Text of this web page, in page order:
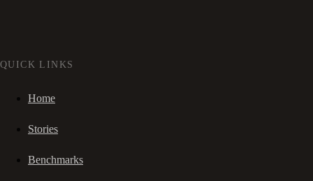
QUICK LINKS
Home
Stories
Benchmarks